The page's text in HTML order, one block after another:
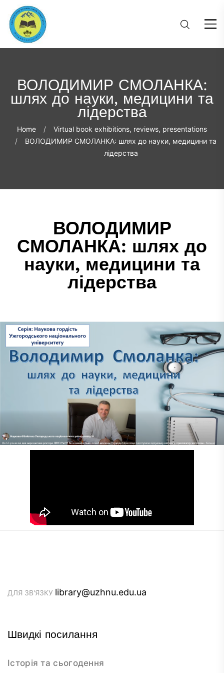
ВОЛОДИМИР СМОЛАНКА:
шлях до науки, медицини та
лідерства
Home
Virtual book exhibitions, reviews, presentations
ВОЛОДИМИР СМОЛАНКА: шлях до науки, медицини та
лідерства
ВОЛОДИМИР
СМОЛАНКА: шлях до
науки, медицини та
лідерства
ДЛЯ ЗВ'ЯЗКУ library@uzhnu.edu.ua
Швидкі посилання
Історія та сьогодення